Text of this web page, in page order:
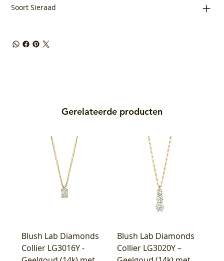
Soort Sieraad
Gerelateerde producten
Blush Lab Diamonds
Collier LG3016Y -
Blush Lab Diamonds
Collier LG3020Y –